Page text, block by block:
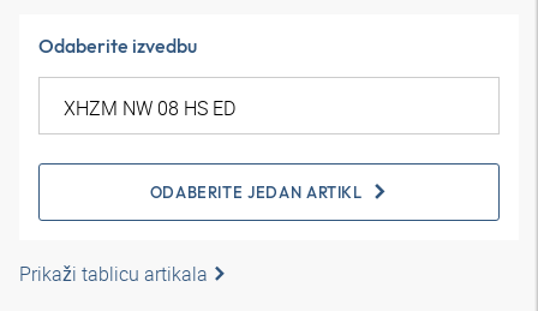
Odaberite izvedbu
ODABERITE JEDAN ARTIKL
Prikaži tablicu artikala